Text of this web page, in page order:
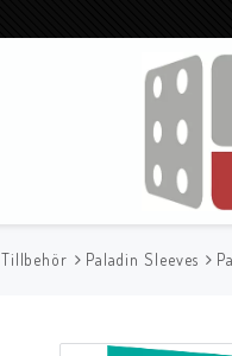
Tillbehör Paladin Sleeves